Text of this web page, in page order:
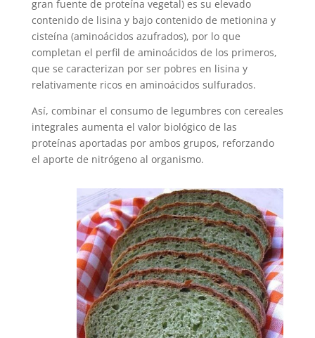
gran fuente de proteína vegetal) es su elevado
contenido de lisina y bajo contenido de metionina y
cisteína (aminoácidos azufrados), por lo que
completan el perfil de aminoácidos de los primeros,
que se caracterizan por ser pobres en lisina y
relativamente ricos en aminoácidos sulfurados.
Así, combinar el consumo de legumbres con cereales
integrales aumenta el valor biológico de las
proteínas aportadas por ambos grupos, reforzando
el aporte de nitrógeno al organismo.